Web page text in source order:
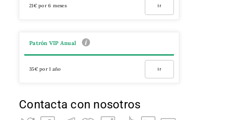
21€ por 6 meses Ir
Patrón VIP Anual
35€ por 1 año Ir
Contacta con nosotros